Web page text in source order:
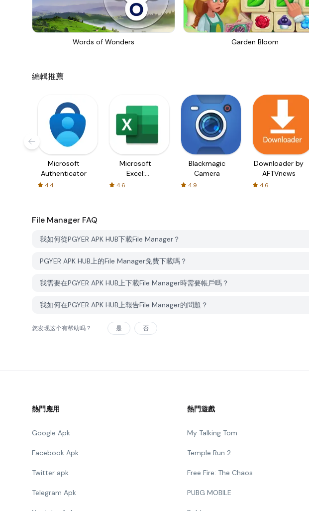
Words of Wonders Garden Bloom
編輯推薦
Microsoft
Authenticator
4.4
Microsoft
Excel:
Spreadsheets
4.6
Blackmagic
Camera
4.9
Downloader by
AFTVnews
4.6
File Manager FAQ
我如何從PGYER APK HUB下載File Manager？
PGYER APK HUB上的File Manager免費下載嗎？
我需要在PGYER APK HUB上下載File Manager時需要帳戶嗎？
我如何在PGYER APK HUB上報告File Manager的問題？
您发现这个有帮助吗？ 是 否
熱門應用
Google Apk
Facebook Apk
Twitter apk
Telegram Apk
熱門遊戲
My Talking Tom
Temple Run 2
Free Fire: The Chaos
PUBG MOBILE